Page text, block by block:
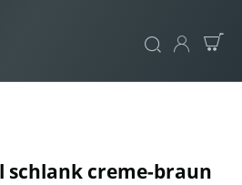
schlank creme-braun